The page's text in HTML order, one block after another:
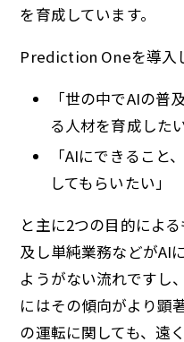
を育成しています。
Prediction Oneを導入
「世の中でAIの普
る人材を育成したい
「AIにできること
してもらいたい」
と主に2つの目的によ
及し単純業務などがAI
ようがない流れですし
にはその傾向がより顕
の運転に関しても、遠